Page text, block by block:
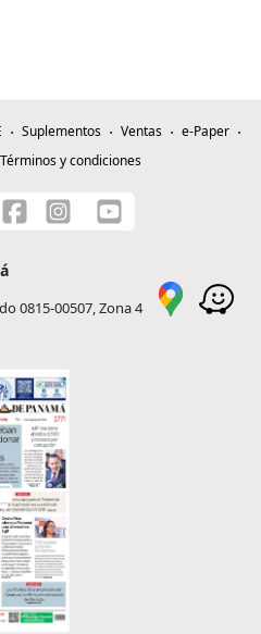
Suplementos Ventas
e-Paper
Términos y condiciones
0815-00507, Zona 4